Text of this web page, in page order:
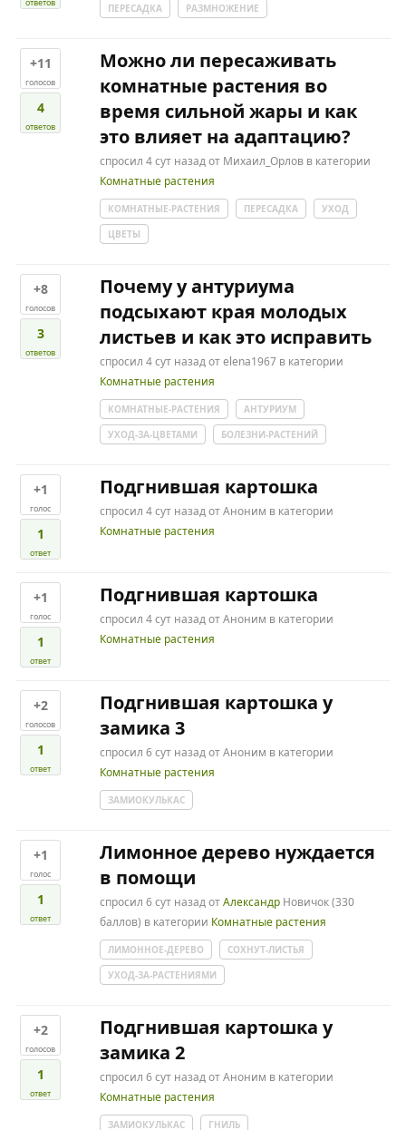
ответов ПЕРЕСАДКА РАЗМНОЖЕНИЕ
+11
голосов
4
ответов
Можно ли пересаживать
комнатные растения во
время сильной жары и как
это влияет на адаптацию?
спросил 4 сут назадот Михаил_Орлов в категории
Комнатные растения
КОМНАТНЫЕ-РАСТЕНИЯ ПЕРЕСАДКА
УХОД
ЦВЕТЫ
+8
голосов
3
ответов
Почему у антуриума
подсыхают края молодых
листьев и как это исправить
спросил 4 сут назадотelena1967 в категории
Комнатные растения
КОМНАТНЫЕ-РАСТЕНИЯ
АНТУРИУМ
УХОД-ЗА-ЦВЕТАМИ
БОЛЕЗНИ-РАСТЕНИЙ
+1
голос
1
ответ
Подгнившая картошка
спросил 4 сут назадотАноним в категории
Комнатные растения
+1
голос
1
ответ
Подгнившая картошка
спросил 4 сут назадотАноним в категории
Комнатные растения
+2
голосов
1
ответ
Подгнившая картошка у
замика 3
спросил 6 сут назадотАноним в категории
Комнатные растения
ЗАМИОКУЛЬКАС
+1
голос
1
ответ
Лимонное дерево нуждается
в помощи
спросил 6 сут назадотАлександр Новичок(330
баллов) в категории Комнатные растения
ЛИМОННОЕ-ДЕРЕВО
СОХНУТ-ЛИСТЬЯ
УХОД-ЗА-РАСТЕНИЯМИ
+2
голосов
1
ответ
Подгнившая картошка у
замика 2
спросил 6 сут назадотАноним в категории
Комнатные растения
ЗАМИОКУЛЬКАС ГНИЛЬ